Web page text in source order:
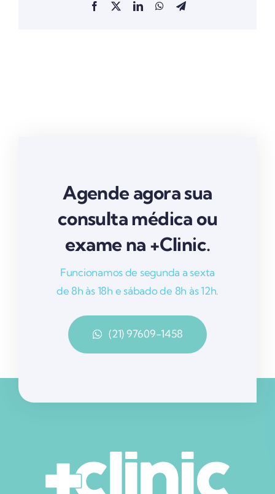
Facebook LinkedInWhatsAppTelegram
Agende agora sua
consulta médica ou
exame na +Clinic.
Funcionamos de segunda a sexta
de 8h às 18h e sábado de 8h às 12h.
(21) 97609-1458